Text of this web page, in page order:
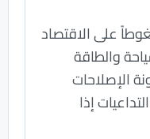
على الاقتصاد
والطاقة
الإصلاحات
إذا